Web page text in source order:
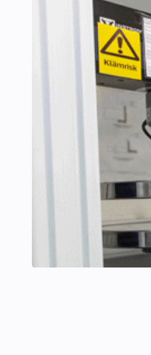
Ledige stillinger
Aktuelle